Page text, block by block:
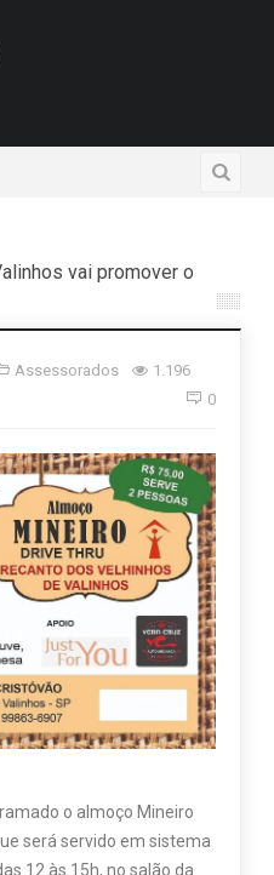
vai promover o
Assessorados
1.196
0
o almoço Mineiro
será servido em sistema
12 às 15h, no salão da